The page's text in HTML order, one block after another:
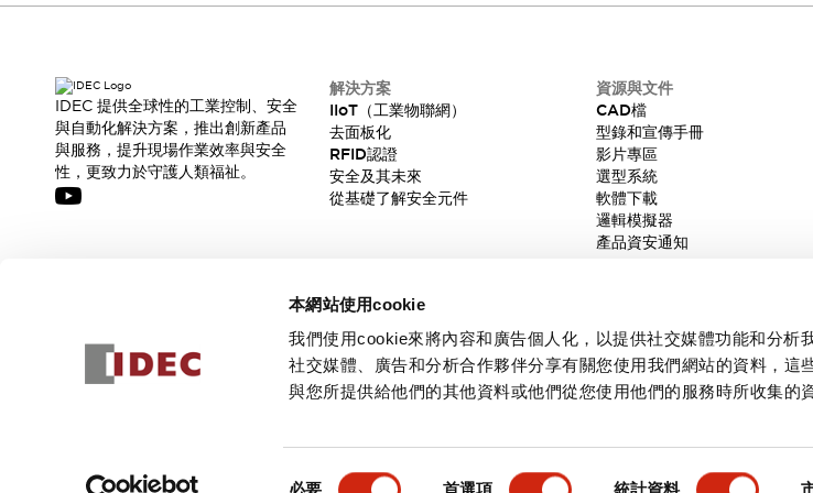
本網站使用cookie
我們使用cookie來將內容和廣告個人化，以提供社交媒體功能和分析
社交媒體、廣告和分析合作夥伴分享有關您使用我們網站的資料，這
與您所提供給他們的其他資料或他們從您使用他們的服務時所收集的
必要 首選項 統計資料
IDEC 提供全球性的工業控制、安全
與自動化解決方案，推出創新產品
與服務，提升現場作業效率與安全
性，更致力於守護人類福祉。
解決方案
IIoT（工業物聯網）
去面板化
RFID認證
安全及其未來
從基礎了解安全元件
資源與文件
CAD檔
型錄和宣傳手冊
影片專區
選型系統
軟體下載
邏輯模擬器
產品資安通知
訂閱
隱私權政策使用條款